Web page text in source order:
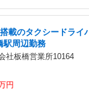
載のタクシードライ
駅周辺勤務
社板橋営業所10164
円